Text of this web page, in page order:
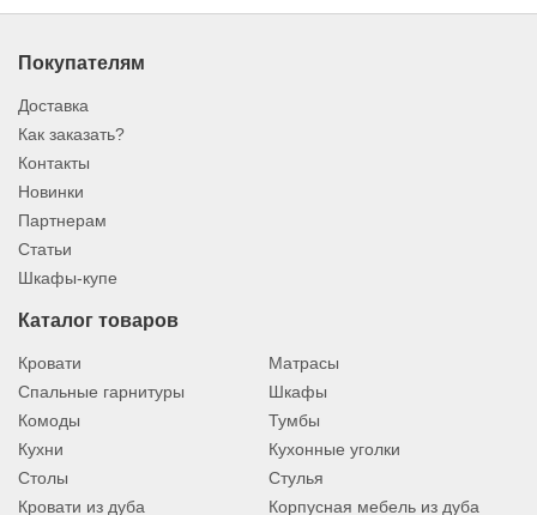
Покупателям
Доставка
Как заказать?
Контакты
Новинки
Партнерам
Статьи
Шкафы-купе
Каталог товаров
Кровати
Матрасы
Спальные гарнитуры
Шкафы
Комоды
Тумбы
Кухни
Кухонные уголки
Столы
Стулья
Кровати из дуба
Корпусная мебель из дуба